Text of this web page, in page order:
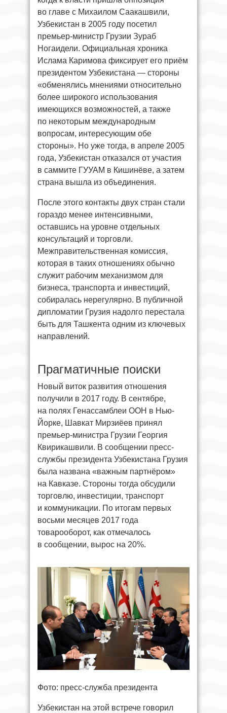
во главе с Михаилом Саакашвили,
Узбекистан в 2005 году посетил
премьер-министр Грузии Зураб
Ногаидели. Официальная хроника
Ислама Каримова фиксирует его приём
президентом Узбекистана — стороны
«обменялись мнениями относительно
более широкого использования
имеющихся возможностей, а также
по некоторым международным
вопросам, интересующим обе
стороны». Но уже тогда, в апреле 2005
года, Узбекистан отказался от участия
в саммите ГУУАМ в Кишинёве, а затем
страна вышла из объединения.
После этого контакты двух стран стали
гораздо менее интенсивными,
оставшись на уровне отдельных
консультаций и торговли.
Межправительственная комиссия,
которая в таких отношениях обычно
служит рабочим механизмом для
бизнеса, транспорта и инвестиций,
собиралась нерегулярно. В публичной
дипломатии Грузия надолго перестала
быть для Ташкента одним из ключевых
направлений.
Прагматичные поиски
Новый виток развития отношения
получили в 2017 году. В сентябре,
на полях Генассамблеи ООН в Нью-
Йорке, Шавкат Мирзиёев принял
премьер-министра Грузии Георгия
Квирикашвили. В сообщении пресс-
службы президента Узбекистана Грузия
была названа «важным партнёром»
на Кавказе. Стороны тогда обсудили
торговлю, инвестиции, транспорт
и коммуникации. По итогам первых
восьми месяцев 2017 года
товарооборот, как отмечалось
в сообщении, вырос на 20%.
Фото: пресс-служба президента
Узбекистан на этой встрече говорил